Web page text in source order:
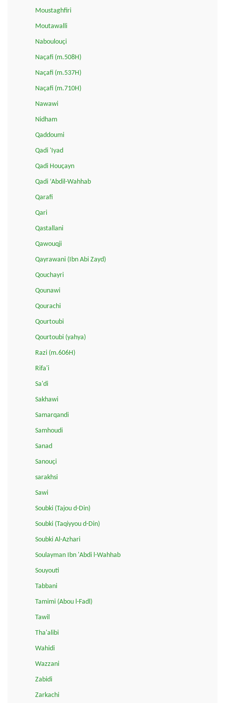
Moustaghfiri
Moutawalli
Naboulouçi
Naçafi (m.508H)
Naçafi (m.537H)
Naçafi (m.710H)
Nawawi
Nidham
Qaddoumi
Qadi 'Iyad
Qadi Houçayn
Qadi ‘Abdil-Wahhab
Qarafi
Qari
Qastallani
Qawouqji
Qayrawani (Ibn Abi Zayd)
Qouchayri
Qounawi
Qourachi
Qourtoubi
Qourtoubi (yahya)
Razi (m.606H)
Rifa'i
Sa'di
Sakhawi
Samarqandi
Samhoudi
Sanad
Sanouçi
sarakhsi
Sawi
Soubki (Tajou d-Din)
Soubki (Taqiyyou d-Din)
Soubki Al-Azhari
Soulayman Ibn 'Abdi l-Wahhab
Souyouti
Tabbani
Tamimi (Abou l-Fadl)
Tawil
Tha'alibi
Wahidi
Wazzani
Zabidi
Zarkachi